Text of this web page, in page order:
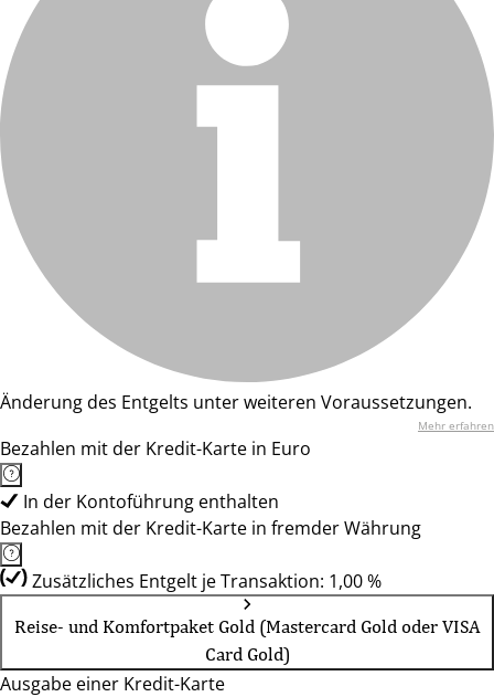
Änderung des Entgelts unter weiteren Voraussetzungen.
Mehr erfahren
Bezahlen mit der Kredit-Karte in Euro
In der Kontoführung enthalten
Bezahlen mit der Kredit-Karte in fremder Währung
Zusätzliches Entgelt je Transaktion: 1,00 %
Reise- und Komfortpaket Gold (Mastercard Gold oder VISA
Card Gold)
Ausgabe einer Kredit-Karte